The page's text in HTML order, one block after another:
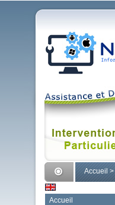
Accueil >
Accueil